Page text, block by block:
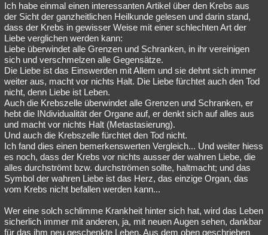
Ich habe einmal einen interessanten Artikel über den Krebs aus
der Sicht der ganzheitlichen Heilkunde gelesen und darin stand,
dass der Krebs in gewisser Weise mit einer schlechten Art der
Liebe verglichen werden kann:
Liebe überwindet alle Grenzen und Schranken, in ihr vereinigen
sich und verschmelzen alle Gegensätze.
Die Liebe ist das Einswerden mit Allem und sie dehnt sich immer
weiter aus, macht vor nichts Halt. Die Liebe fürchtet auch den Tod
nicht, denn Liebe ist Leben.
Auch die Krebszelle überwindet alle Grenzen und Schranken, er
hebt die INdividualität der Organe auf, er denkt sich auf alles aus
und macht vor nichts Halt (Metastasierung).
Und auch die Krebszelle fürchtet den Tod nicht.
Ich fand dies einen bemerkenswerten Vergleich... Und weiter hiess
es noch, dass der Krebs vor nichts ausser der wahren Liebe, die
alles durchströmt bzw. durchströmen sollte, haltmacht; und das
Symbol der wahren Liebe ist das Herz, das einzige Organ, das
vom Krebs nicht befallen werden kann...
Wer eine solch schlimme Krankheit hinter sich hat, wird das Leben
sicherlich immer mit anderen, ja, mit neuen Augen sehen, dankbar
für das ihm neu geschenkte Leben. Aus dem oben geschrieben